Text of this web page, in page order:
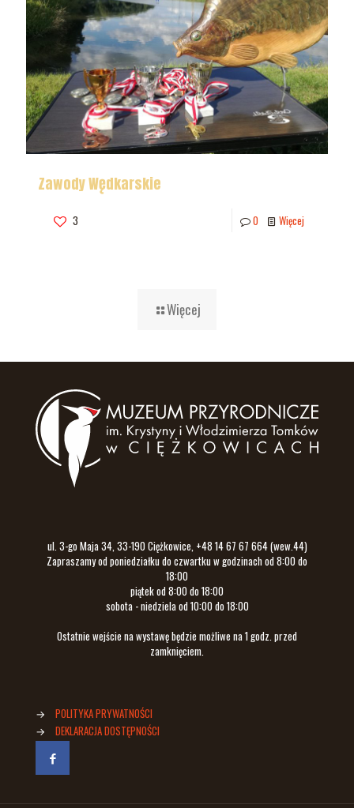
Zawody Wędkarskie
3 0 Więcej
Więcej
ul. 3-go Maja 34, 33-190 Ciężkowice, +48 14 67 67 664 (wew.44)
Zapraszamy od poniedziałku do czwartku w godzinach od 8:00 do
18:00
piątek od 8:00 do 18:00
sobota - niedziela od 10:00 do 18:00
Ostatnie wejście na wystawę będzie możliwe na 1 godz. przed
zamknięciem.
→
POLITYKA PRYWATNOŚCI
→
DEKLARACJA DOSTĘPNOŚCI